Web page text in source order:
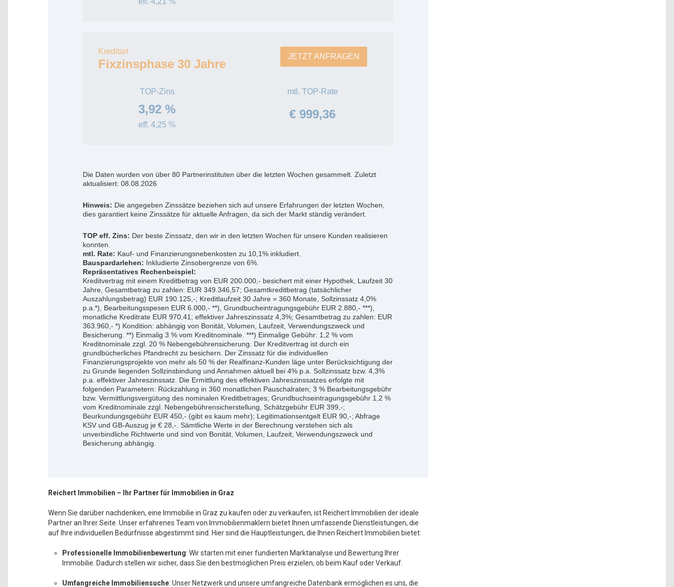
Kreditart
Fixzinsphase 30 Jahre
TOP-Zins
3,92 %
eff. 4,25 %
mtl. TOP-Rate
€ 999,36
JETZT ANFRAGEN
Die Daten wurden von über 80 Partnerinstituten über die letzten Wochen gesammelt. Zuletzt
aktualisiert: 08.08.2026
Hinweis: Die angegeben Zinssätze beziehen sich auf unsere Erfahrungen der letzten Wochen,
dies garantiert keine Zinssätze für aktuelle Anfragen, da sich der Markt ständig verändert.
TOP eff. Zins: Der beste Zinssatz, den wir in den letzten Wochen für unsere Kunden realisieren
konnten.
mtl. Rate: Kauf- und Finanzierungsnebenkosten zu 10,1% inkludiert.
Bauspardarlehen: Inkludierte Zinsobergrenze von 6%.
Repräsentatives Rechenbeispiel:
Kreditvertrag mit einem Kreditbetrag von EUR 200.000,- besichert mit einer Hypothek, Laufzeit 30
Jahre, Gesamtbetrag zu zahlen: EUR 349.346,57; Gesamtkreditbetrag (tatsächlicher
Auszahlungsbetrag) EUR 190.125,-; Kreditlaufzeit 30 Jahre = 360 Monate, Sollzinssatz 4,0%
p.a.*), Bearbeitungsspesen EUR 6.000,- **), Grundbucheintragungsgebühr EUR 2.880,- ***),
monatliche Kreditrate EUR 970,41; effektiver Jahreszinssatz 4,3%; Gesamtbetrag zu zahlen: EUR
363.960,- *) Kondition: abhängig von Bonität, Volumen, Laufzeit, Verwendungszweck und
Besicherung. **) Einmalig 3 % vom Kreditnominale. ***) Einmalige Gebühr: 1,2 % vom
Kreditnominale zzgl. 20 % Nebengebührensicherung. Der Kreditvertrag ist durch ein
grundbücherliches Pfandrecht zu besichern. Der Zinssatz für die individuellen
Finanzierungsprojekte von mehr als 50 % der Realfinanz-Kunden läge unter Berücksichtigung der
zu Grunde liegenden Sollzinsbindung und Annahmen aktuell bei 4% p.a. Sollzinssatz bzw. 4,3%
p.a. effektiver Jahreszinssatz. Die Ermittlung des effektiven Jahreszinssatzes erfolgte mit
folgenden Parametern: Rückzahlung in 360 monatlichen Pauschalraten; 3 % Bearbeitungsgebühr
bzw. Vermittlungsvergütung des nominalen Kreditbetrages; Grundbuchseintragungsgebühr 1,2 %
vom Kreditnominale zzgl. Nebengebührensicherstellung, Schätzgebühr EUR 399,-;
Beurkundungsgebühr EUR 450,- (gibt es kaum mehr); Legitimationsentgelt EUR 90,-; Abfrage
KSV und GB-Auszug je € 28,-. Sämtliche Werte in der Berechnung verstehen sich als
unverbindliche Richtwerte und sind von Bonität, Volumen, Laufzeit, Verwendungszweck und
Besicherung abhängig.
Reichert Immobilien – Ihr Partner für Immobilien in Graz
Wenn Sie darüber nachdenken, eine Immobilie in Graz zu kaufen oder zu verkaufen, ist Reichert Immobilien der ideale
Partner an Ihrer Seite. Unser erfahrenes Team von Immobilienmaklern bietet Ihnen umfassende Dienstleistungen, die
auf Ihre individuellen Bedürfnisse abgestimmt sind. Hier sind die Hauptleistungen, die Ihnen Reichert Immobilien bietet:
Professionelle Immobilienbewertung: Wir starten mit einer fundierten Marktanalyse und Bewertung Ihrer
Immobilie. Dadurch stellen wir sicher, dass Sie den bestmöglichen Preis erzielen, ob beim Kauf oder Verkauf.
Umfangreiche Immobiliensuche: Unser Netzwerk und unsere umfangreiche Datenbank ermöglichen es uns, die